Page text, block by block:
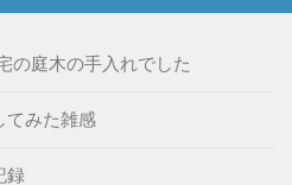
の庭木の手入れでした
てみた雑感
録